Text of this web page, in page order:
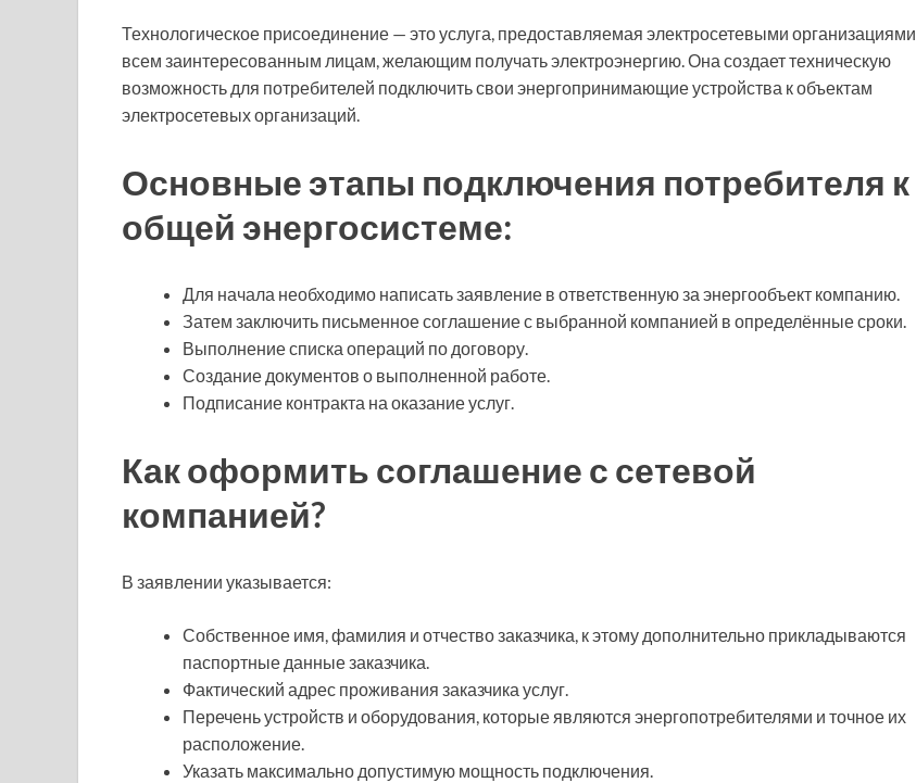
Технологическое присоединение — это услуга, предоставляемая электросетевыми организациями
всем заинтересованным лицам, желающим получать электроэнергию. Она создает техническую
возможность для потребителей подключить свои энергопринимающие устройства к объектам
электросетевых организаций.
Основные этапы подключения потребителя к
общей энергосистеме:
Для начала необходимо написать заявление в ответственную за энергообъект компанию.
Затем заключить письменное соглашение с выбранной компанией в определённые сроки.
Выполнение списка операций по договору.
Создание документов о выполненной работе.
Подписание контракта на оказание услуг.
Как оформить соглашение с сетевой
компанией?
В заявлении указывается:
Собственное имя, фамилия и отчество заказчика, к этому дополнительно прикладываются
паспортные данные заказчика.
Фактический адрес проживания заказчика услуг.
Перечень устройств и оборудования, которые являются энергопотребителями и точное их
расположение.
Указать максимально допустимую мощность подключения.